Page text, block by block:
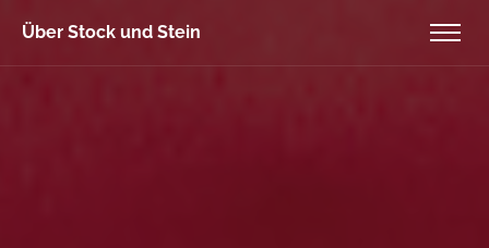
Über Stock und Stein